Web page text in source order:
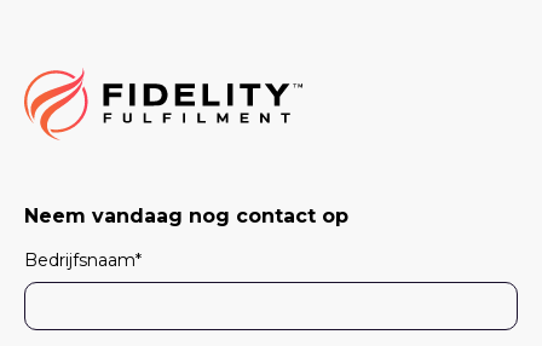
Neem vandaag nog contact op
Bedrijfsnaam*